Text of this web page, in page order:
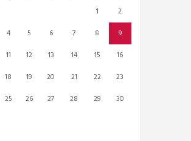
1
2
4 5 6 7 8
9
11 12 13 14 15
16
18 19 20 21 22
23
25 26 27 28 29
30